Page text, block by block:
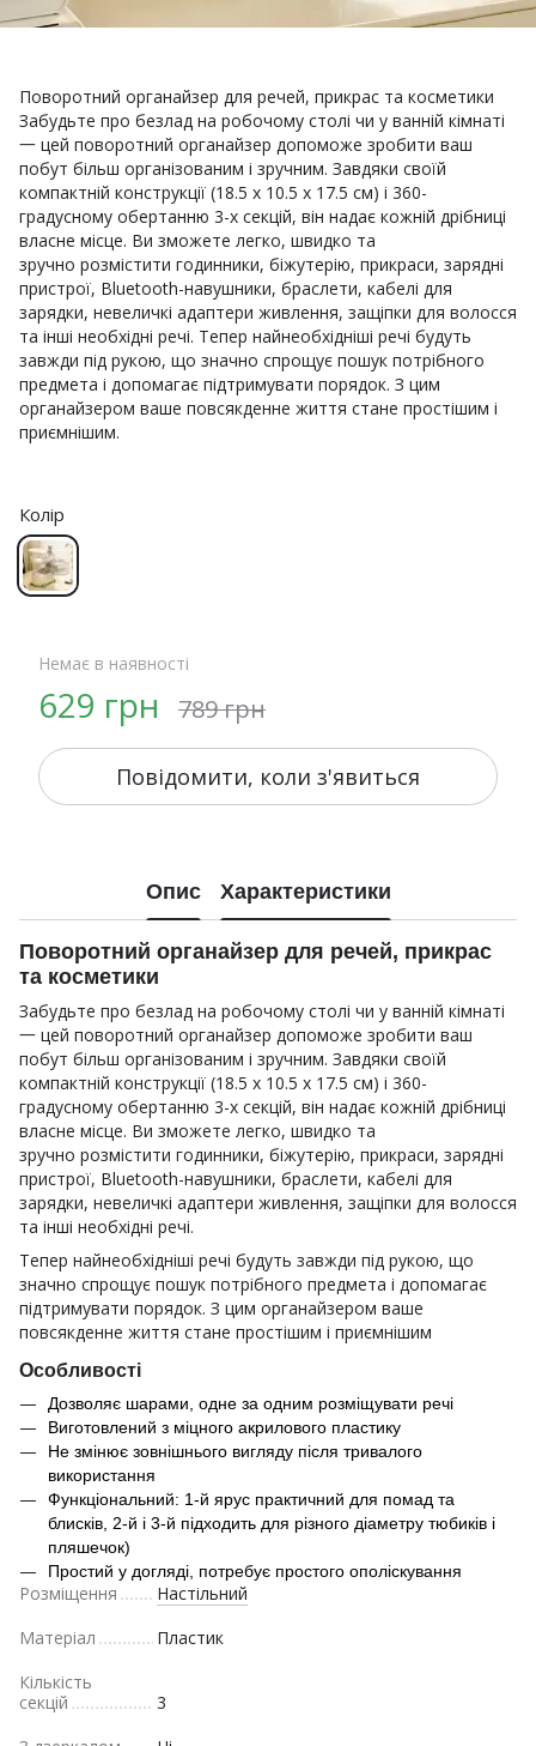
Поворотний органайзер для речей, прикрас та косметики
Забудьте про безлад на робочому столі чи у ванній кімнаті
一 цей поворотний органайзер допоможе зробити ваш
побут більш організованим і зручним. Завдяки своїй
компактній конструкції (18.5 x 10.5 x 17.5 см) і 360-
градусному обертанню 3-х секцій, він надає кожній дрібниці
власне місце. Ви зможете легко, швидко та
зручно розмістити годинники, біжутерію, прикраси, зарядні
пристрої, Bluetooth-навушники, браслети, кабелі для
зарядки, невеличкі адаптери живлення, защіпки для волосся
та інші необхідні речі. Тепер найнеобхідніші речі будуть
завжди під рукою, що значно спрощує пошук потрібного
предмета і допомагає підтримувати порядок. З цим
органайзером ваше повсякденне життя стане простішим і
приємнішим.
Колір
Немає в наявності
629 грн 789 грн
Повідомити, коли з'явиться
Опис Характеристики
Поворотний органайзер для речей, прикрас
та косметики
Забудьте про безлад на робочому столі чи у ванній кімнаті
一 цей поворотний органайзер допоможе зробити ваш
побут більш організованим і зручним. Завдяки своїй
компактній конструкції (18.5 x 10.5 x 17.5 см) і 360-
градусному обертанню 3-х секцій, він надає кожній дрібниці
власне місце. Ви зможете легко, швидко та
зручно розмістити годинники, біжутерію, прикраси, зарядні
пристрої, Bluetooth-навушники, браслети, кабелі для
зарядки, невеличкі адаптери живлення, защіпки для волосся
та інші необхідні речі.
Тепер найнеобхідніші речі будуть завжди під рукою, що
значно спрощує пошук потрібного предмета і допомагає
підтримувати порядок. З цим органайзером ваше
повсякденне життя стане простішим і приємнішим
Особливості
Дозволяє шарами, одне за одним розміщувати речі
Виготовлений з міцного акрилового пластику
Не змінює зовнішнього вигляду після тривалого
використання
Функціональний: 1-й ярус практичний для помад та
блисків, 2-й і 3-й підходить для різного діаметру тюбиків і
пляшечок)
Простий у догляді, потребує простого ополіскування
Розміщення
Настільний
Матеріал
Пластик
Кількість
секцій
3